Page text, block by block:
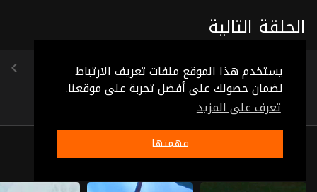
يستخدم هذا الموقع ملفات تعريف الارتباط
لضمان حصولك على أفضل تجربة على موقعنا.
تعرف على المزيد
فهمتها
الحلقة التالية
الحلقة 3
(0:11:49)
ذات صلة